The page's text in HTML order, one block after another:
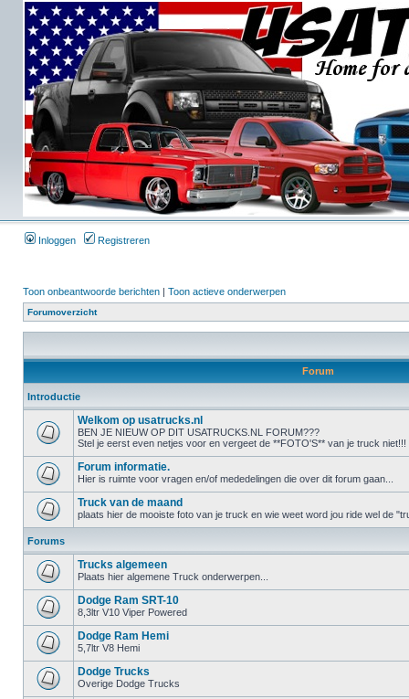
Inloggen Registreren
Toon onbeantwoorde berichten | Toon actieve onderwerpen
Forumoverzicht
Forum
Introductie
Welkom op usatrucks.nl
BEN JE NIEUW OP DIT USATRUCKS.NL FORUM???
Stel je eerst even netjes voor en vergeet de **FOTO'S** van je truck niet!!!
Forum informatie.
Hier is ruimte voor vragen en/of mededelingen die over dit forum gaan...
Truck van de maand
plaats hier de mooiste foto van je truck en wie weet word jou ride wel de
Forums
Trucks algemeen
Plaats hier algemene Truck onderwerpen...
Dodge Ram SRT-10
8,3ltr V10 Viper Powered
Dodge Ram Hemi
5,7ltr V8 Hemi
Dodge Trucks
Overige Dodge Trucks